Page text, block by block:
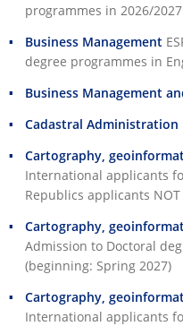
programmes in 2026/
Business Management
degree programmes in
Business Management
Cadastral Administration
Cartography,
International applicants
Republics applicants
Cartography,
Admission to Doctoral
(beginning: Spring 2027)
Cartography,
International applicants